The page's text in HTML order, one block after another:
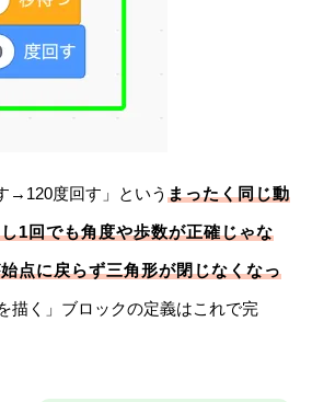
→120度回す」という まったく同じ動
1回でも角度や歩数が正確じゃな
点に戻らず三角形が閉じなくなっ
描く」ブロックの定義はこれで完